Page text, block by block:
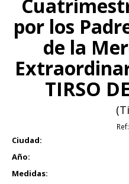
por los
de la
TIRSO
Ref:
Ciudad:
Año:
Medidas: